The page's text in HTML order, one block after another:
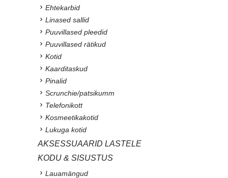
Ehtekarbid
Linased sallid
Puuvillased pleedid
Puuvillased rätikud
Kotid
Kaarditaskud
Pinalid
Scrunchie/patsikumm
Telefonikott
Kosmeetikakotid
Lukuga kotid
AKSESSUAARID LASTELE
KODU & SISUSTUS
Lauamängud